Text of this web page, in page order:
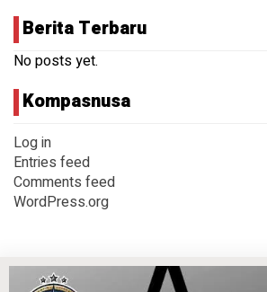
Berita Terbaru
No posts yet.
Kompasnusa
Log in
Entries feed
Comments feed
WordPress.org